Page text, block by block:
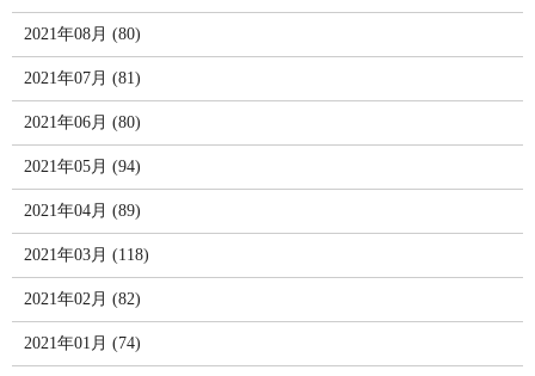
2021年08月 (80)
2021年07月 (81)
2021年06月 (80)
2021年05月 (94)
2021年04月 (89)
2021年03月 (118)
2021年02月 (82)
2021年01月 (74)